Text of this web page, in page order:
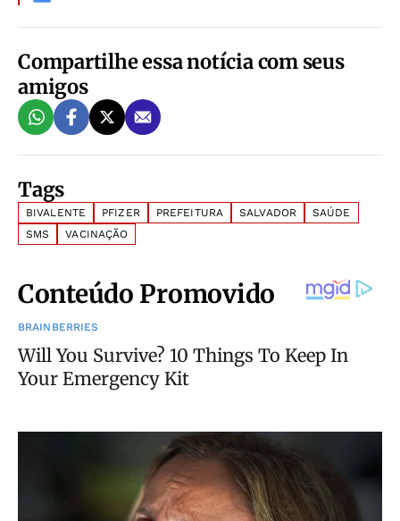
Compartilhe essa notícia com seus
amigos
Tags
BIVALENTE PFIZER PREFEITURA SALVADOR
SAÚDE
SMS
VACINAÇÃO